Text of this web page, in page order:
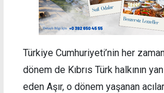
Türkiye Cumhuriyeti’nin her
dönem de Kıbrıs Türk halkının
eden Aşır, o dönem yaşanan